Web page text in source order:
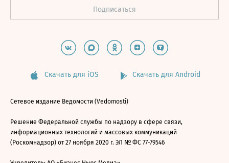
Скачать для iOS Скачать для Android
Сетевое издание Ведомости (Vedomosti)
Решение Федеральной службы по надзору в сфере связи,
информационных технологий и массовых коммуникаций
(Роскомнадзор) от 27 ноября 2020 г. ЭЛ № ФС 77-79546